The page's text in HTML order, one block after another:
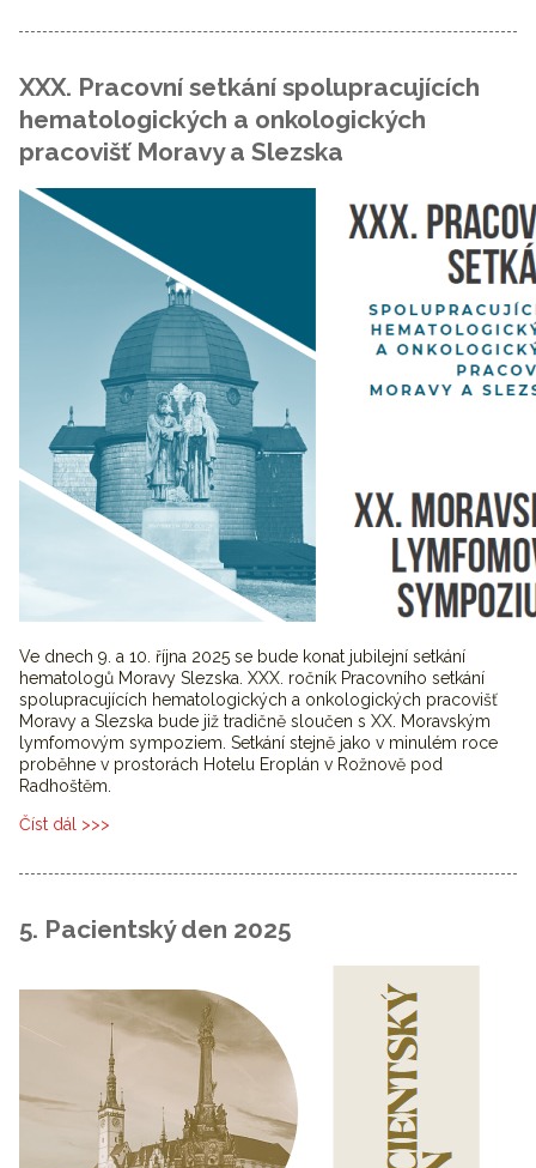
XXX. Pracovní setkání spolupracujících
hematologických a onkologických
pracovišť Moravy a Slezska
Ve dnech 9. a 10. října 2025 se bude konat jubilejní setkání
hematologů Moravy Slezska. XXX. ročník Pracovního setkání
spolupracujících hematologických a onkologických pracovišť
Moravy a Slezska bude již tradičně sloučen s XX. Moravským
lymfomovým sympoziem. Setkání stejně jako v minulém roce
proběhne v prostorách Hotelu Eroplán v Rožnově pod
Radhoštěm.
Číst dál
XXX. Pracovní setkání spolupracujících hematologických a
5. Pacientský den 2025